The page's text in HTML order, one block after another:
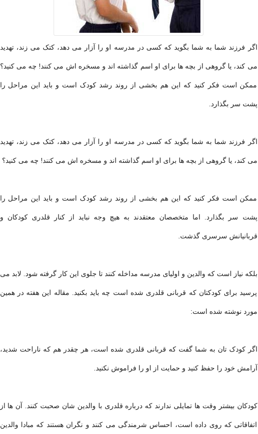
اگر فرزند شما به شما بگوید که کسی در مدرسه او را آزار می دهد، کتک می زند، تهدید
می کند، یا گروهی از بچه ها برای او اسم گذاشته اند و مسخره اش می کنند! چه می کنید؟
ممکن است فکر کنید که این هم بخشی از روند رشد کودک است و باید این مراحل را
پشت سر بگذارد.
اگر فرزند شما به شما بگوید که کسی در مدرسه او را آزار می دهد، کتک می زند، تهدید
می کند، یا گروهی از بچه ها برای او اسم گذاشته اند و مسخره اش می کنند! چه می کنید؟
ممکن است فکر کنید که این هم بخشی از روند رشد کودک است و باید این مراحل را
پشت سر بگذارد. اما متخصصان معتقدند به هیچ وجه نباید از کنار قلدری کودکان و
قربانیانش سرسری گذشت.
بلکه نیاز است که والدین و اولیای مدرسه مداخله کنند تا جلوی این کار گرفته شود. لابد می
پرسید برای کودکتان که قربانی قلدری شده است چه باید بکنید. مقاله این هفته در همین
مورد نوشته شده است:
اگر کودک تان به شما گفت که قربانی قلدری شده است، هر چقدر هم که ناراحت شدید،
آرامش خود را حفظ کنید و حمایت از او را فراموش نکنید.
کودکان بیشتر وقت ها تمایلی ندارند که درباره قلدری با والدین شان صحبت کنند. آن ها از
اتفاقاتی که روی داده است، احساس شرمندگی می کنند و نگران هستند که مبادا والدین